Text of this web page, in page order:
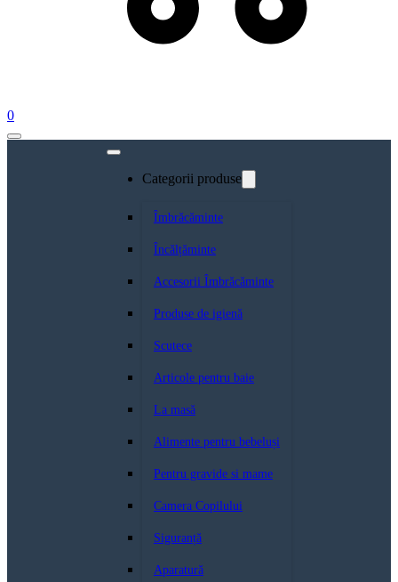
0
Categorii produse
Îmbrăcăminte
Încălțăminte
Accesorii Îmbrăcăminte
Produse de igienă
Scutece
Articole pentru baie
La masă
Alimente pentru bebeluși
Pentru gravide si mame
Camera Copilului
Siguranță
Aparatură